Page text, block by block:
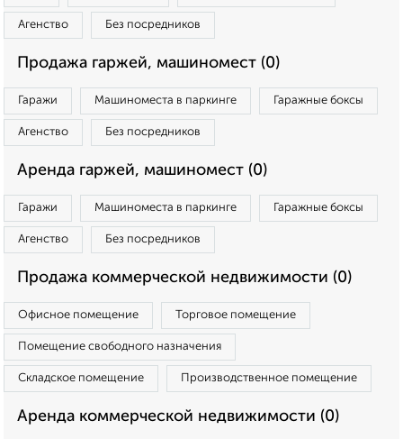
Агенство Без посредников
Продажа гаржей, машиномест (0)
Гаражи Машиноместа в паркинге Гаражные боксы
Агенство Без посредников
Аренда гаржей, машиномест (0)
Гаражи Машиноместа в паркинге Гаражные боксы
Агенство Без посредников
Продажа коммерческой недвижимости (0)
Офисное помещение Торговое помещение
Помещение свободного назначения
Складское помещение Производственное помещение
Аренда коммерческой недвижимости (0)